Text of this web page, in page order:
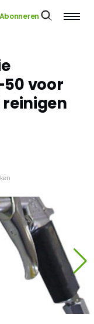
Abonneren
50 voor